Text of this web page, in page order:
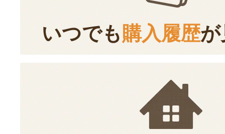
いつでも購入履歴が